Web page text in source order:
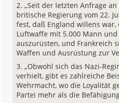
„Seit der letzten Anfrage
britische Regierung vom 22.
fest, daß England willens
Luftwaffe mit 5.000 Mann
auszurüsten, und Frankreich
Waffen und Ausrüstung zur
„Obwohl sich das Nazi-
verhielt, gibt es zahlreiche
Wehrmacht, wo die Loyalität
Partei mehr als die